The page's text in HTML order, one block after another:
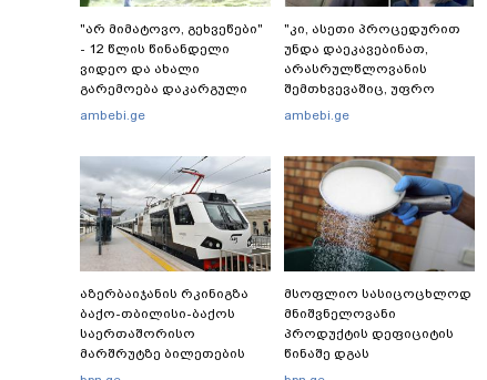
"არ მიმატოვო, გეხვეწები"
- 12 წლის წინანდელი
ვიდეო და ახალი
გარემოება დაკარგული
ბიჭის საქმეში: რას ამბობს
ambebi.ge
"კი, ასეთი პროცედურით
უნდა დაეკავებინათ,
არასრულწლოვანის
შემთხვევაშიც, უფრო
მსუბუქი ვარიანტი ძნელი
აღსრულდა განჩინება
ღამე" - იურისტები
ambebi.ge
აზერბაიჯანის რკინიგზა
ბაქო-თბილისი-ბაქოს
საერთაშორისო
მარშრუტზე ბილეთების
გაყიდვის პერიოდს
მსოფლიო სასიცოცხლოდ
მნიშვნელოვანი
პროდუქტის დეფიციტის
წინაშე დგას